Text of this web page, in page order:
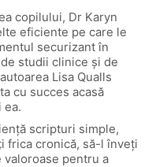
copilului, Dr Karyn
eficiente pe care le
securizant în
studii clinice și de
Lisa Qualls
cu succes acasă
ea.
scripturi simple,
frica cronică, să-l înveți
pentru a